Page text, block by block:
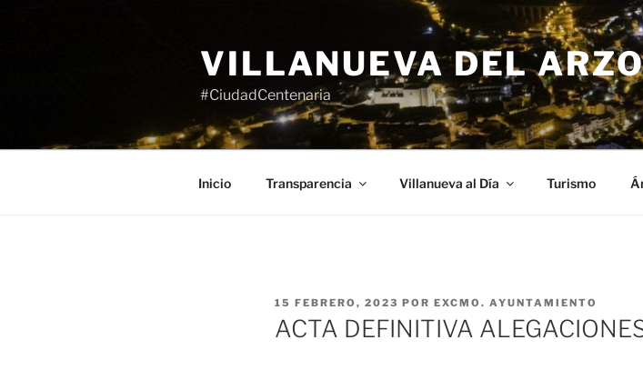
VILLANUEVA DEL
#CiudadCentenaria
Inicio Transparencia Villanueva al Día Turismo
PUBLICADO
EL
15 FEBRERO, 2023 POR EXCMO. AYUNTAMIENTO
ACTA DEFINITIVA